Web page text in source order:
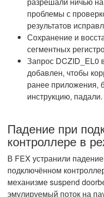
проблемы с
результатов
Сохранение и
сегментных
Запрос DCZID_EL0
добавлен, чтобы
ранее приложения,
инструкцию, падали.
Падение при
контроллере в
В FEX устранили
подключённом
механизме suspend
эмулируемый поток на